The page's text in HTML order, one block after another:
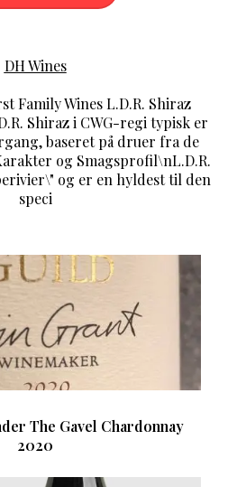
DH Wines
Family Wines L.D.R. Shiraz
Shiraz i CWG-regi typisk er
baseret på druer fra de
og Smagsprofil\nL.D.R.
og er en hyldest til den
speci
The Gavel Chardonnay
2020